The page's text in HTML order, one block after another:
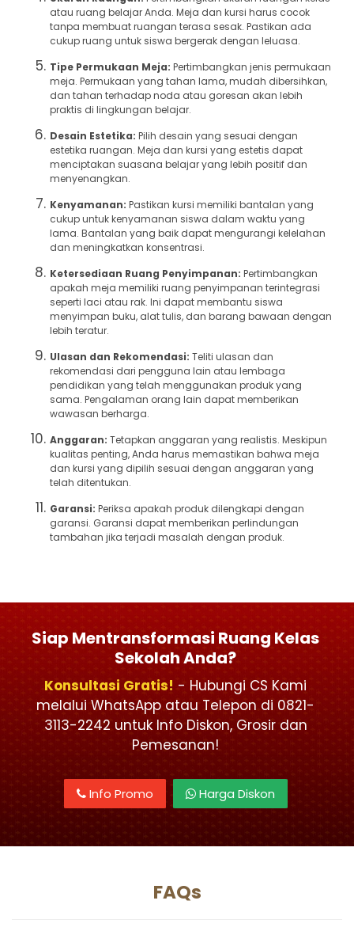
atau ruang belajar Anda. Meja dan kursi harus cocok
tanpa membuat ruangan terasa sesak. Pastikan ada
cukup ruang untuk siswa bergerak dengan leluasa.
Tipe Permukaan Meja: Pertimbangkan jenis permukaan
meja. Permukaan yang tahan lama, mudah dibersihkan,
dan tahan terhadap noda atau goresan akan lebih
praktis di lingkungan belajar.
Desain Estetika: Pilih desain yang sesuai dengan
estetika ruangan. Meja dan kursi yang estetis dapat
menciptakan suasana belajar yang lebih positif dan
menyenangkan.
Kenyamanan: Pastikan kursi memiliki bantalan yang
cukup untuk kenyamanan siswa dalam waktu yang
lama. Bantalan yang baik dapat mengurangi kelelahan
dan meningkatkan konsentrasi.
Ketersediaan Ruang Penyimpanan: Pertimbangkan
apakah meja memiliki ruang penyimpanan terintegrasi
seperti laci atau rak. Ini dapat membantu siswa
menyimpan buku, alat tulis, dan barang bawaan dengan
lebih teratur.
Ulasan dan Rekomendasi: Teliti ulasan dan
rekomendasi dari pengguna lain atau lembaga
pendidikan yang telah menggunakan produk yang
sama. Pengalaman orang lain dapat memberikan
wawasan berharga.
Anggaran: Tetapkan anggaran yang realistis. Meskipun
kualitas penting, Anda harus memastikan bahwa meja
dan kursi yang dipilih sesuai dengan anggaran yang
telah ditentukan.
Garansi: Periksa apakah produk dilengkapi dengan
garansi. Garansi dapat memberikan perlindungan
tambahan jika terjadi masalah dengan produk.
Siap Mentransformasi Ruang Kelas
Sekolah Anda?
Konsultasi Gratis! - Hubungi CS Kami
melalui WhatsApp atau Telepon di 0821-
3113-2242 untuk Info Diskon, Grosir dan
Pemesanan!
Info Promo Harga Diskon
FAQs